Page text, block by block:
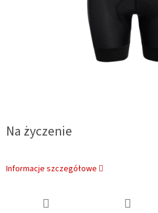
Na życzenie
Informacje szczegółowe